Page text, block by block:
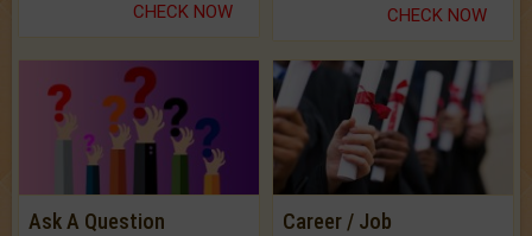
CHECK NOW CHECK NOW
Ask A Question Career / Job